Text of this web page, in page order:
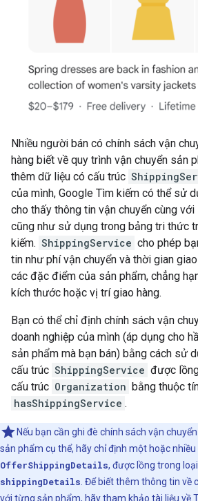
Nhiều người bán có chính sách vận
hàng biết về quy trình vận chuyển sản
thêm dữ liệu có cấu trúc
của mình, Google Tìm kiếm có thể sử
cho thấy thông tin vận chuyển cùng
cũng như sử dụng trong bảng tri thức
kiếm. ShippingService cho phép
tin như phí vận chuyển và thời gian
các đặc điểm của sản phẩm, chẳng
kích thước hoặc vị trí giao hàng.
Bạn có thể chỉ định chính sách vận
doanh nghiệp của mình (áp dụng cho
sản phẩm mà bạn bán) bằng cách sử
cấu trúc ShippingService được
cấu trúc Organization bằng thuộc
hasShippingService .
Nếu bạn cần ghi đè chính sách vận
sản phẩm cụ thể, hãy chỉ định một hoặc
OfferShippingDetails, được lồng trong loại
shippingDetails . Để biết thêm thông tin về
với từng sản phẩm, hãy tham khảo tài liệu về